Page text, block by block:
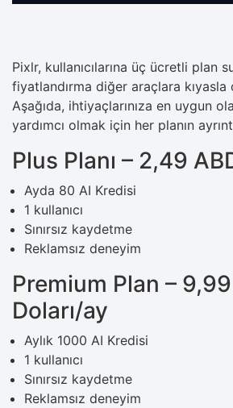
Pixlr, kullanıcılarına üç ücretli plan
fiyatlandırma diğer araçlara
Aşağıda, ihtiyaçlarınıza en uygun
yardımcı olmak için her planın
Plus Planı – 2,49
Ayda 80 AI Kredisi
1 kullanıcı
Sınırsız kaydetme
Reklamsız deneyim
Premium Plan –
Doları/ay
Aylık 1000 AI Kredisi
1 kullanıcı
Sınırsız kaydetme
Reklamsız deneyim